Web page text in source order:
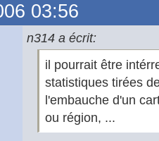
03:56
n314 a écrit:
il pourrait être
statistiques tirées
l'embauche d'un
ou région, ...